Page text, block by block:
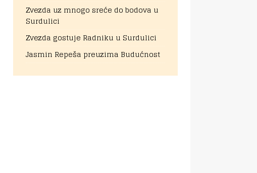
Zvezda uz mnogo sreće do bodova u
Surdulici
Zvezda gostuje Radniku u Surdulici
Jasmin Repeša preuzima Budućnost